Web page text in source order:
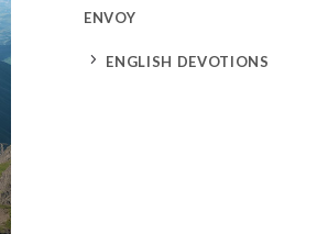
ENVOY
5 ENGLISH DEVOTIONS